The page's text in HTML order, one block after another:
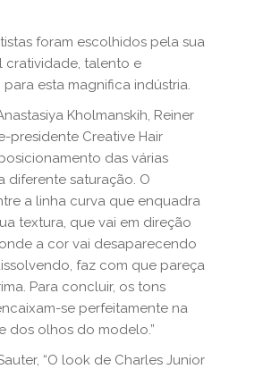
foram escolhidos pela sua
cratividade, talento e
esta magnifica indústria.
Kholmanskih, Reiner
presidente Creative Hair
das várias
diferente saturação. O
a linha curva que enquadra
textura, que vai em direção
a cor vai desaparecendo
faz com que pareça
Para concluir, os tons
se perfeitamente na
dos olhos do modelo.”
“O look de Charles Junior